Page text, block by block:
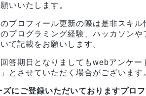
いいたします。
プロフィール更新の際は是非スキ
プログラミング経験、ハッカソン
て記載をお願いします。
答期日となりましてもwebアンケー
」とさせていただく場合がございます
にご登録いただいておりますプロ